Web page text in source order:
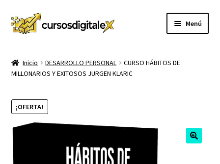
Ir
a
Ir
al
Menú
TIENDA
CURSOS
hijo
MEMBRESIA
MI CUENTA
Inicio DESARROLLO PERSONAL
CURSO HÁBITOS DE
MILLONARIOS Y EXITOSOS JURGEN KLARIC
¡OFERTA!